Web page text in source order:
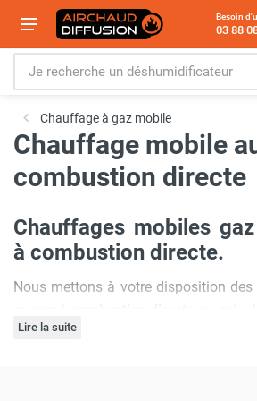
Besoin
03 88
Chauffage à gaz mobile
Chauffage mobile
combustion directe
Chauffages mobiles
à combustion directe.
Nous mettons à votre disposition des
dechauffages mobiles
Lire la suite